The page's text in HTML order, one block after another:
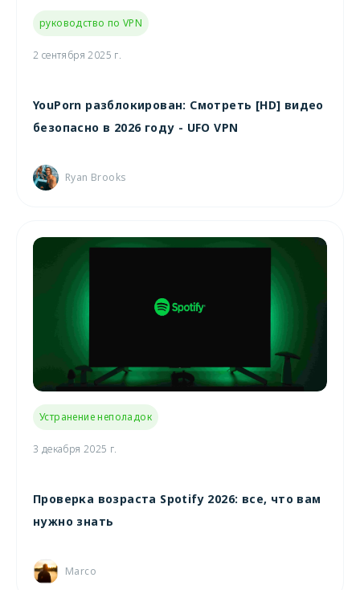
руководство по VPN
2 сентября 2025 г.
YouPorn разблокирован: Смотреть [HD] видео
безопасно в 2026 году - UFO VPN
Ryan Brooks
Устранение неполадок
3 декабря 2025 г.
Проверка возраста Spotify 2026: все, что вам
нужно знать
Marco